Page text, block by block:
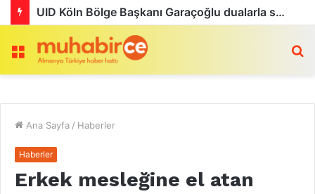
Menü
Ana Sayfa / Haberler
Haberler
Erkek mesleğine el atan